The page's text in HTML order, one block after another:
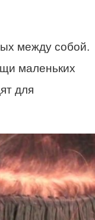
между собой.
маленьких
для